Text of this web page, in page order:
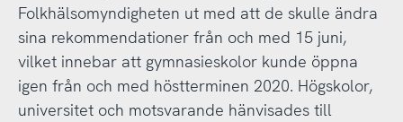
Folkhälsomyndigheten ut med att de skulle ändra
sina rekommendationer från och med 15 juni,
vilket innebar att gymnasieskolor kunde öppna
igen från och med höstterminen 2020. Högskolor,
universitet och motsvarande hänvisades till